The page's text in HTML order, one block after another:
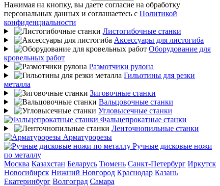
Нажимая на кнопку, вы даете согласие на обработку
персональных данных и соглашаетесь с Политикой
конфиденциальности
Листогибочные станки
Аксессуары для листогиба
Оборудование для
кровельных работ
Размотчики рулона
Гильотины для резки
металла
Зиговочные станки
Вальцовочные станки
Угловысечные станки
Фальцепрокатные станки
Ленточнопильные станки
Арматурорезы
Ручные дисковые ножи
по металлу
Москва Казахстан Беларусь Тюмень Санкт-Петербург Иркутск
Новосибирск Нижний Новгород Краснодар Казань
Екатеринбург Волгоград Самара